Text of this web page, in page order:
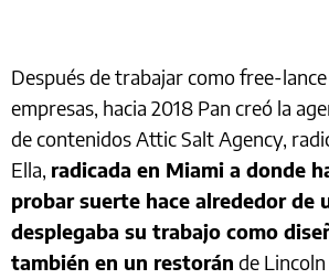
Después de trabajar como free-
empresas, hacia 2018 Pan creó la
de contenidos Attic Salt Agency,
Ella, radicada en Miami a donde
probar suerte hace alrededor de
desplegaba su trabajo como
también en un restorán de Lincoln